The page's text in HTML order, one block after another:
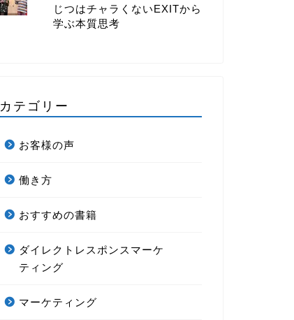
じつはチャラくないEXITから
学ぶ本質思考
カテゴリー
お客様の声
働き方
おすすめの書籍
ダイレクトレスポンスマーケ
ティング
マーケティング